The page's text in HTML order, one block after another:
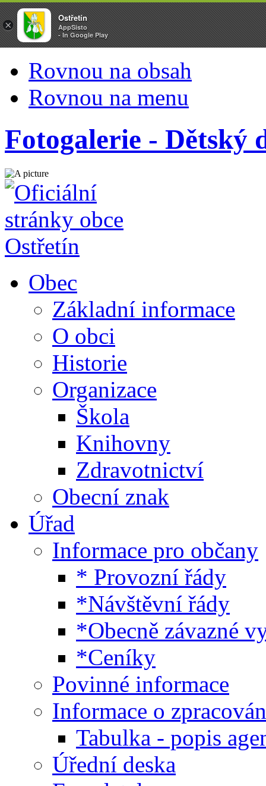
Rovnou na obsah
Rovnou na menu
Fotogalerie - Dětský
Obec
Základní informace
O obci
Historie
Organizace
Škola
Knihovny
Zdravotnictví
Obecní znak
Úřad
Informace pro občany
* Provozní řády
*Návštěvní řády
*Obecně závazné
*Ceníky
Povinné informace
Informace o
Tabulka - popis
Úřední deska
×
Ostřetín
AppSisto
- In Google Play